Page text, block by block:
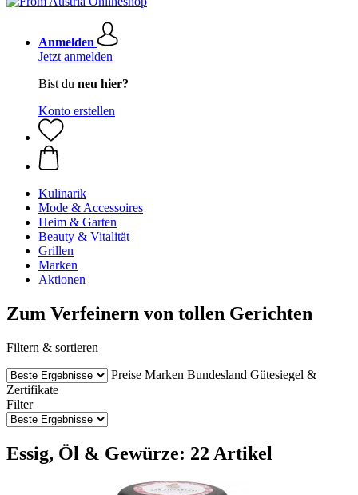
Anmelden
Jetzt anmelden
Bist du neu hier?
Konto erstellen
Kulinarik
Mode & Accessoires
Heim & Garten
Beauty & Vitalität
Grillen
Marken
Aktionen
Zum Verfeinern von tollen Gerichten
Filtern & sortieren
Preise Marken Bundesland Gütesiegel &
Zertifikate
Filter
Essig, Öl & Gewürze: 22 Artikel